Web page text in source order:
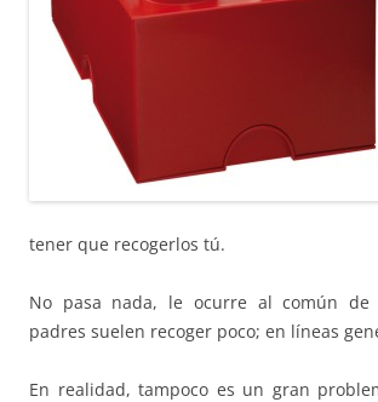
tener que recogerlos tú.
No pasa nada, le ocurre al común de
padres suelen recoger poco; en líneas
En realidad, tampoco es un gran